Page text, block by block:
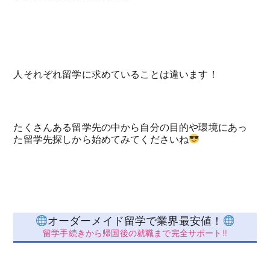
人それぞれ留学に求めていることは違います！
たくさんある留学先の中から自分の目的や環境にあっ
た留学先探しから始めてみてくださいね
オーダーメイド留学で業界最安値！
留学手続きから帰国後の就職まで完全サポート!!